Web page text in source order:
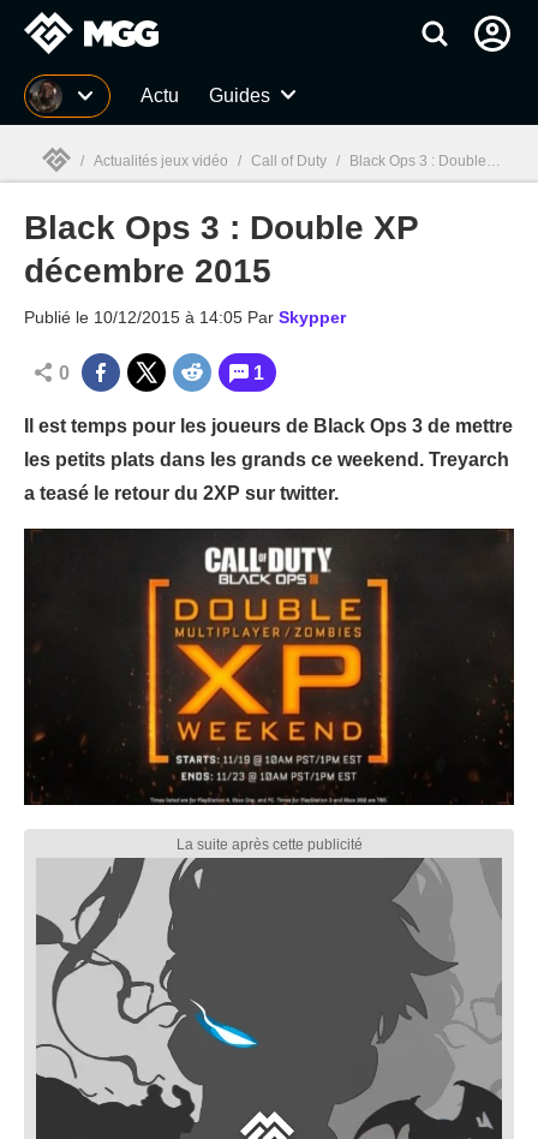
MGG Actu Guides
MGG
/ Actualités jeux vidéo / Call of Duty / Black Ops 3 : Double XP décembre 2015
Black Ops 3 : Double XP
décembre 2015
Publié le 10/12/2015 à 14:05 Par Skypper
0 1
Il est temps pour les joueurs de Black Ops 3 de mettre
les petits plats dans les grands ce weekend. Treyarch
a teasé le retour du 2XP sur twitter.